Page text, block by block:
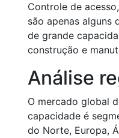
Controle de
são apenas alguns
de grande
construção e
Análise
O mercado global
capacidade é
do Norte, Europa,